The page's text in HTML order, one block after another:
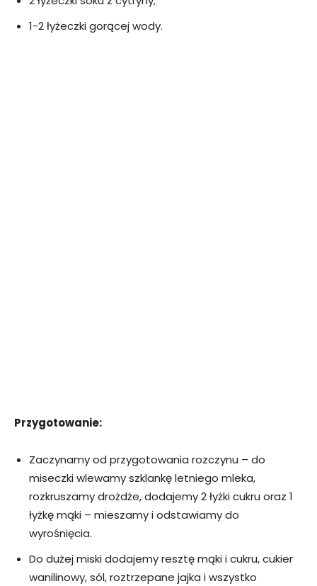
1-2 łyżeczki gorącej wody.
Przygotowanie:
Zaczynamy od przygotowania rozczynu – do
miseczki wlewamy szklankę letniego mleka,
rozkruszamy drożdże, dodajemy 2 łyżki cukru oraz 1
łyżkę mąki – mieszamy i odstawiamy do
wyrośnięcia.
Do dużej miski dodajemy resztę mąki i cukru, cukier
wanilinowy, sól, roztrzepane jajka i wszystko